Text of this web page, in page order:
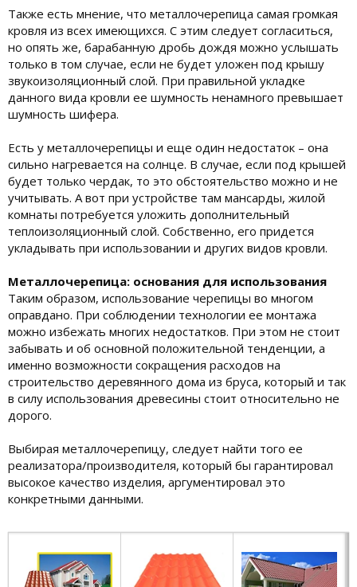
Также есть мнение, что металлочерепица самая громкая
кровля из всех имеющихся. С этим следует согласиться,
но опять же, барабанную дробь дождя можно услышать
только в том случае, если не будет уложен под крышу
звукоизоляционный слой. При правильной укладке
данного вида кровли ее шумность ненамного превышает
шумность шифера.
Есть у металлочерепицы и еще один недостаток – она
сильно нагревается на солнце. В случае, если под крышей
будет только чердак, то это обстоятельство можно и не
учитывать. А вот при устройстве там мансарды, жилой
комнаты потребуется уложить дополнительный
теплоизоляционный слой. Собственно, его придется
укладывать при использовании и других видов кровли.
Металлочерепица: основания для использования
Таким образом, использование черепицы во многом
оправдано. При соблюдении технологии ее монтажа
можно избежать многих недостатков. При этом не стоит
забывать и об основной положительной тенденции, а
именно возможности сокращения расходов на
строительство деревянного дома из бруса, который и так
в силу использования древесины стоит относительно не
дорого.
Выбирая металлочерепицу, следует найти того ее
реализатора/производителя, который бы гарантировал
высокое качество изделия, аргументировал это
конкретными данными.